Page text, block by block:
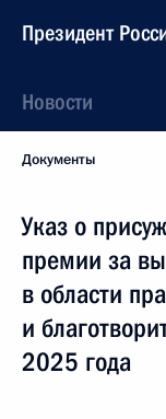
Президент
Новости
Документы
Указ о
премии за
в области
и
2025 года